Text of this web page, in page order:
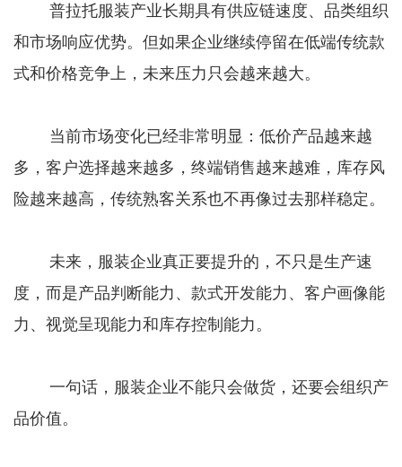
普拉托服装产业长期具有供应链速度、品类组织
和市场响应优势。但如果企业继续停留在低端传统款
式和价格竞争上，未来压力只会越来越大。
当前市场变化已经非常明显：低价产品越来越
多，客户选择越来越多，终端销售越来越难，库存风
险越来越高，传统熟客关系也不再像过去那样稳定。
未来，服装企业真正要提升的，不只是生产速
度，而是产品判断能力、款式开发能力、客户画像能
力、视觉呈现能力和库存控制能力。
一句话，服装企业不能只会做货，还要会组织产
品价值。